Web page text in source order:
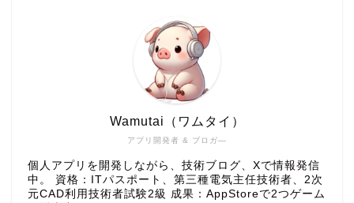
アプリ開発者 & ブロガ―
Wamutai（ワムタイ）
個人アプリを開発しながら、技術ブログ、Xで情報発信
中。 資格：ITパスポート、第三種電気主任技術者、2次
元CAD利用技術者試験2級 成果：AppStoreで2つゲーム